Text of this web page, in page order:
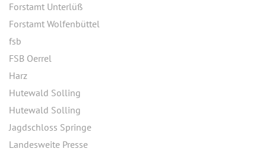
Forstamt Unterlüß
Forstamt Wolfenbüttel
fsb
FSB Oerrel
Harz
Hutewald Solling
Hutewald Solling
Jagdschloss Springe
Landesweite Presse